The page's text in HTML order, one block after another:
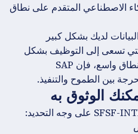
المتقدم على نطاق
لديك بشكل كبير
تسعى إلى التوظيف بشكل
أكثر ذكاءً وسرعة وإنصافًا على نطاق واسع، فإن SAP
الوثوق به